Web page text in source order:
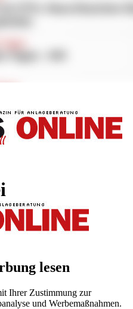
lesen
Ihrer Zustimmung zur
und Werbemaßnahmen.